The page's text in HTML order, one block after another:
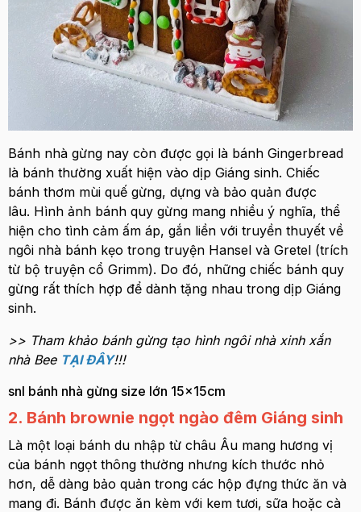
Bánh nhà gừng nay còn được gọi là bánh Gingerbread
là bánh thường xuất hiện vào dịp Giáng sinh. Chiếc
bánh thơm mùi quế gừng, dựng và bảo quản được
lâu. Hình ảnh bánh quy gừng mang nhiều ý nghĩa, thể
hiện cho tình cảm ấm áp, gắn liền với truyền thuyết về
ngôi nhà bánh kẹo trong truyện Hansel và Gretel (trích
từ bộ truyện cổ Grimm). Do đó, những chiếc bánh quy
gừng rất thích hợp để dành tặng nhau trong dịp Giáng
sinh.
>> Tham khảo bánh gừng tạo hình ngôi nhà xinh xắn
nhà Bee TẠI ĐÂY!!!
snl bánh nhà gừng size lớn 15x15cm
2. Bánh brownie ngọt ngào đêm Giáng sinh
Là một loại bánh du nhập từ châu Âu mang hương vị
của bánh ngọt thông thường nhưng kích thước nhỏ
hơn, dễ dàng bảo quản trong các hộp đựng thức ăn và
mang đi. Bánh được ăn kèm với kem tươi, sữa hoặc cà